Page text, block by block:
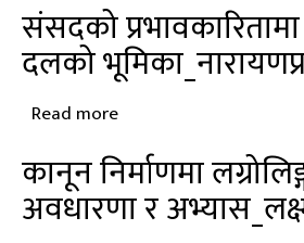
एवं
पारित
घिमिरे
संसदीय
अभ्यासमा
विधायिकी
परीक्षण_नागेन्द्रप्रसाद
चौधरी
संसदको
दलको
Read moreabout
प्रभावकारितामा
संसदीय
कानून निर्माणमा
अवधारणा र